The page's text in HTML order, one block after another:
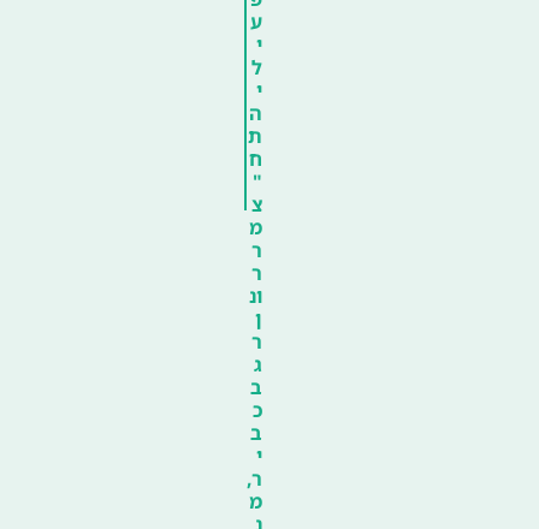
ע
י
ל
י
ה
ת
ח
"
צ
מ
ר
ר
ונ
ן
ר
ג
ב
כ
ב
י
ר,
מ